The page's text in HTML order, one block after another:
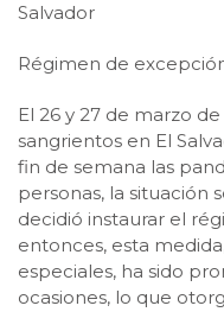
Salvador
Régimen de
El 26 y 27 de marzo
sangrientos en El
fin de semana las
personas, la situación
decidió instaurar el
entonces, esta
especiales, ha sido
ocasiones, lo que